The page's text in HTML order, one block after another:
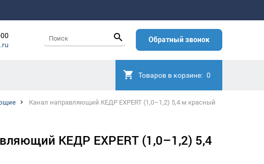
Обратный звонок
Товаров в корзине: 0
Канал направляющий КЕДР EXPERT (1,0–1,2) 5,4 м красный
КЕДР EXPERT (1,0–1,2) 5,4